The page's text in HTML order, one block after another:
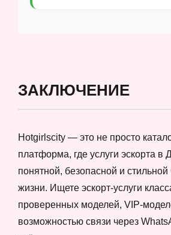
ЗАКЛЮЧЕНИЕ
Hotgirlscity — это не просто
платформа, где услуги эскорта в
понятной, безопасной и
жизни. Ищете эскорт-услуги
проверенных моделей, VIP-
возможностью связи через